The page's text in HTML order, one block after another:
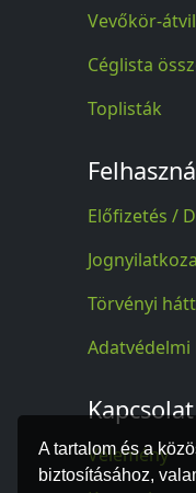
A tartalom és a
biztosításához,
Vevőkör-
Céglista
Toplisták
Előfizetés /
Törvényi
Kapcsolat
Vélemény